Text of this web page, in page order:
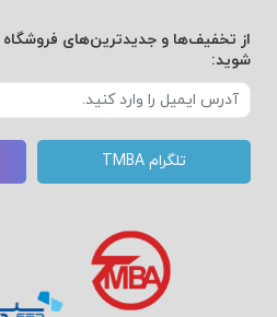
از تخفیف‌ها و جدیدترین‌های فروشگاه
شوید:
تلگرام TMBA